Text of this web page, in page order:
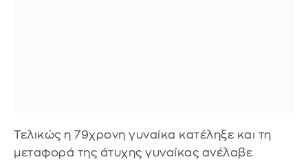
Τελικώς η 79χρονη γυναίκα κατέληξε και τη
μεταφορά της άτυχης γυναίκας ανέλαβε